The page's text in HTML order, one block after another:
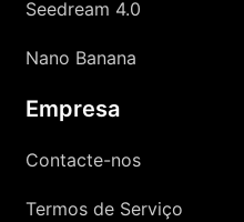
Seedream 4.0
Nano Banana
Empresa
Contacte-nos
Termos de Serviço